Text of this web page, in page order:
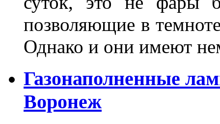
позволяющие в
Однако и они имеют
Газонаполненные
Воронеж